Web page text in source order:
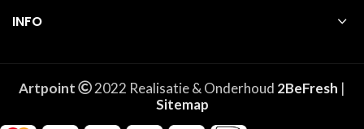
INFO
Artpoint 2022 Realisatie & Onderhoud 2BeFresh |
Sitemap